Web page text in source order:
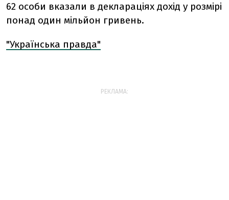
62 особи вказали в деклараціях дохід у розмірі
понад один мільйон гривень.
"Українська правда"
РЕКЛАМА: